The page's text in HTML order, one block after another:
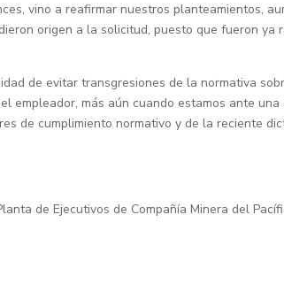
vino a reafirmar nuestros planteamientos,
origen a la solicitud, puesto que fueron ya
de evitar transgresiones de la normativa
empleador, más aún cuando estamos ante una
de cumplimiento normativo y de la reciente
de Ejecutivos de Compañía Minera del